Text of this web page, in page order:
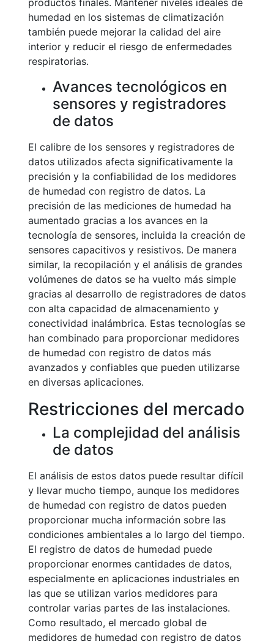
productos finales. Mantener niveles ideales de
humedad en los sistemas de climatización
también puede mejorar la calidad del aire
interior y reducir el riesgo de enfermedades
respiratorias.
Avances tecnológicos en
sensores y registradores
de datos
El calibre de los sensores y registradores de
datos utilizados afecta significativamente la
precisión y la confiabilidad de los medidores
de humedad con registro de datos. La
precisión de las mediciones de humedad ha
aumentado gracias a los avances en la
tecnología de sensores, incluida la creación de
sensores capacitivos y resistivos. De manera
similar, la recopilación y el análisis de grandes
volúmenes de datos se ha vuelto más simple
gracias al desarrollo de registradores de datos
con alta capacidad de almacenamiento y
conectividad inalámbrica. Estas tecnologías se
han combinado para proporcionar medidores
de humedad con registro de datos más
avanzados y confiables que pueden utilizarse
en diversas aplicaciones.
Restricciones del mercado
La complejidad del análisis
de datos
El análisis de estos datos puede resultar difícil
y llevar mucho tiempo, aunque los medidores
de humedad con registro de datos pueden
proporcionar mucha información sobre las
condiciones ambientales a lo largo del tiempo.
El registro de datos de humedad puede
proporcionar enormes cantidades de datos,
especialmente en aplicaciones industriales en
las que se utilizan varios medidores para
controlar varias partes de las instalaciones.
Como resultado, el mercado global de
medidores de humedad con registro de datos